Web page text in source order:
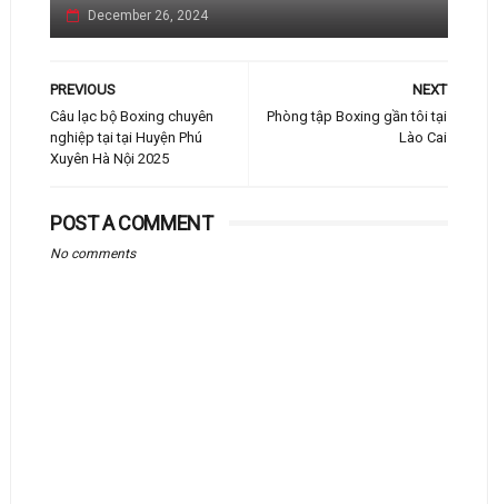
December 26, 2024
NEXT
Phòng tập Boxing gần tôi tại
Lào Cai
PREVIOUS
Câu lạc bộ Boxing chuyên
nghiệp tại tại Huyện Phú
Xuyên Hà Nội 2025
POST A COMMENT
No comments